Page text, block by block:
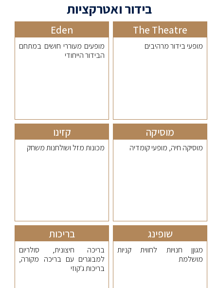
בידור ואטרקציות
The Theatre
מופעי בידור מרהיבים
Eden
מופעים מעוררי חושים במתחם
הבידור הייחודי
מוסיקה
מוסיקה חיה, מופעי קומדיה
קזינו
מכונות מזל ושולחנות משחק
שופינג
מגוןן חנויות לחווית קניות
מושלמת
בריכות
בריכה חיצונית, סולריום
למבוגרים עם בריכה מקורה,
בריכות ג'קוזי